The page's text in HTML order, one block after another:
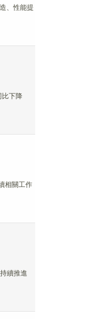
、性能提
比下降
相關工作
續推進